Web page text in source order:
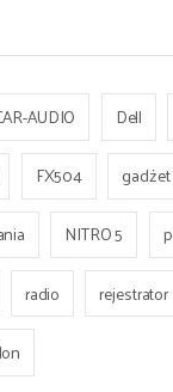
AUDIO Dell
FX504 gadżet
NITRO 5
radio rejestrator